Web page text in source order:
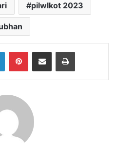
pilwlkot 2023
LinkedInPinterestShare via Email Print